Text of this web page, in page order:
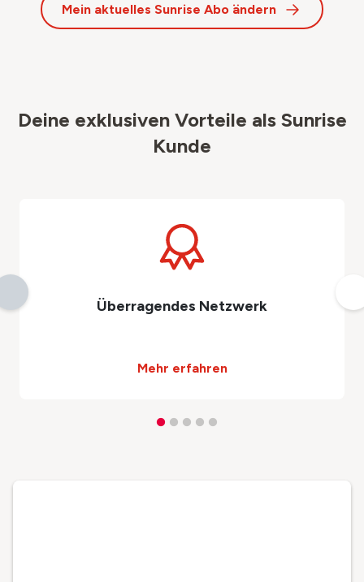
Mein aktuelles Sunrise Abo ändern
Deine exklusiven Vorteile als Sunrise
Kunde
Überragendes Netzwerk
Mehr erfahren